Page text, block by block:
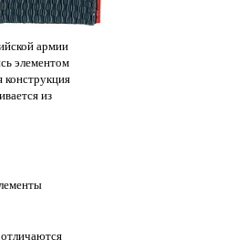
армии
элементом
конструкция
из